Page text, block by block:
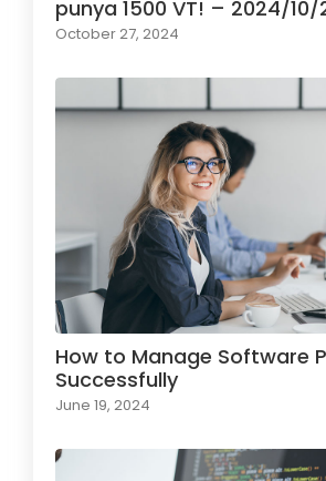
punya 1500 VT! – 2024/10/
October 27, 2024
How to Manage Software
Successfully
June 19, 2024